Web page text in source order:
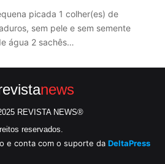
picada 1 colher(es) de
sem pele e sem semente
água 2 sachês…
news
REVISTA NEWS®
reservados.
e conta com o suporte da DeltaPress